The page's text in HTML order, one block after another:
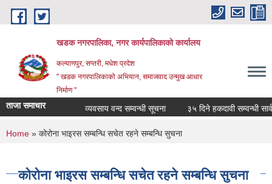
Skip to main content
खडक नगरपालिका, नगर कार्यपालिकाकाे कार्यालय
कल्याणपुर, सप्तरी, मधेश प्रदेश
" खडक नगरपालिकाको अभियान, समाजवाद उन्मुख आधार
निर्माण "
ताजा समाचार व्यवसाय वन्द सम्वन्धी सूचना ३५ दिने हकदावी सम्वन्धी
You are here
Home » कोरोना भाइरस सम्बन्धि सचेत रहने सम्बन्धि सुचना
कोरोना भाइरस सम्बन्धि सचेत रहने सम्बन्धि सुचना